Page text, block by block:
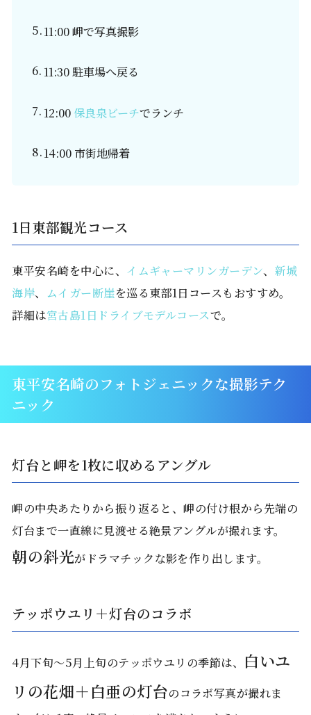
11:00 岬で写真撮影
11:30 駐車場へ戻る
12:00 保良泉ビーチでランチ
14:00 市街地帰着
1日東部観光コース
東平安名崎を中心に、 イムギャーマリンガーデン、 新城
海岸、 ムイガー断崖を巡る東部1日コースもおすすめ。
詳細は宮古島1日ドライブモデルコースで。
東平安名崎のフォトジェニックな撮影テク
ニック
灯台と岬を1枚に収めるアングル
岬の中央あたりから振り返ると、岬の付け根から先端の
灯台まで一直線に見渡せる絶景アングルが撮れます。
朝の斜光がドラマチックな影を作り出します。
テッポウユリ＋灯台のコラボ
4月下旬〜5月上旬のテッポウユリの季節は、 白いユ
リの花畑＋白亜の灯台のコラボ写真が撮れま